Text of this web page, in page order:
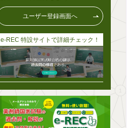
ユーザー登録画面へ
e-REC 特設サイトで詳細チェック！